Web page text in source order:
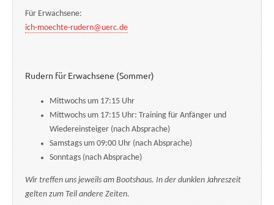
Für Erwachsene:
ich-moechte-rudern@uerc.de
Rudern für Erwachsene (Sommer)
Mittwochs um 17:15 Uhr
Mittwochs um 17:15 Uhr: Training für Anfänger und
Wiedereinsteiger (nach Absprache)
Samstags um 09:00 Uhr (nach Absprache)
Sonntags (nach Absprache)
Wir treffen uns jeweils am Bootshaus. In der dunklen Jahreszeit
gelten zum Teil andere Zeiten.